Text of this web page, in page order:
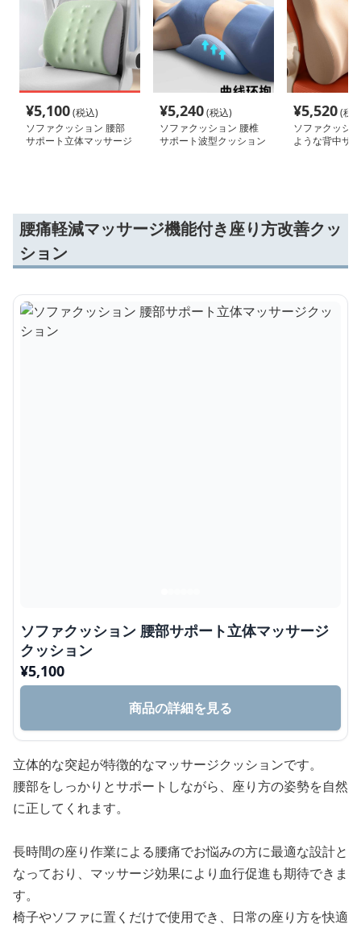
¥5,100(税込)
ソファクッション 腰部
サポート立体マッサージ
¥5,240(税込)
ソファクッション 腰椎
サポート波型クッション
¥5,520(税
ソファクッシ
ような背中サ
腰痛軽減マッサージ機能付き座り方改善クッ
ション
ソファクッション 腰部サポート立体マッサージ
クッション
¥5,100
商品の詳細を見る
立体的な突起が特徴的なマッサージクッションです。
腰部をしっかりとサポートしながら、座り方の姿勢を自然
に正してくれます。
長時間の座り作業による腰痛でお悩みの方に最適な設計と
なっており、マッサージ効果により血行促進も期待できま
す。
椅子やソファに置くだけで使用でき、日常の座り方を快適